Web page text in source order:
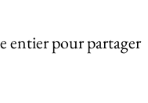
entier pour partager